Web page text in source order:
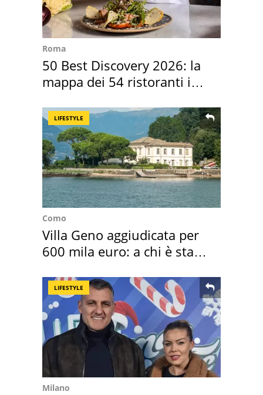
Roma
50 Best Discovery 2026: la
mappa dei 54 ristoranti in
LIFESTYLE
Como
Villa Geno aggiudicata per
600 mila euro: a chi è stata
LIFESTYLE
Milano